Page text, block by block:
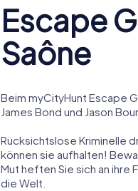
Escape
Saône
Beim myCityHunt Escape
James Bond und Jason
Rücksichtslose Kriminelle
können sie aufhalten!
Mut heften Sie sich an ihre
die Welt.